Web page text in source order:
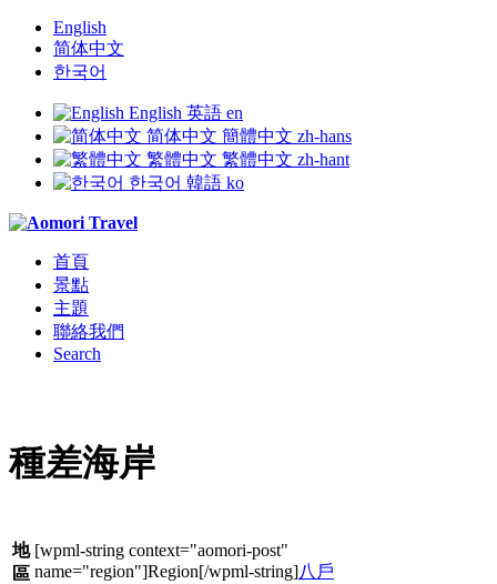
English
简体中文
한국어
English 英語 en
简体中文 簡體中文 zh-hans
繁體中文 繁體中文 zh-hant
한국어 韓語 ko
首頁
景點
主題
聯絡我們
Search
種差海岸
地
區
八戶